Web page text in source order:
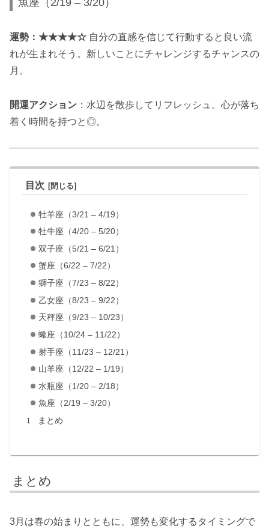
運勢：★★★★☆ 自分の直感を信じて行動すると良い流
れが生まれそう。新しいことにチャレンジするチャンスの
月。
開運アクション ：水辺を散歩してリフレッシュ。心が落ち
着く時間を持つと◎。
目次
牡羊座（3/21 – 4/19）
牡牛座（4/20 – 5/20）
双子座（5/21 – 6/21）
蟹座（6/22 – 7/22）
獅子座（7/23 – 8/22）
乙女座（8/23 – 9/22）
天秤座（9/23 – 10/23）
蠍座（10/24 – 11/22）
射手座（11/23 – 12/21）
山羊座（12/22 – 1/19）
水瓶座（1/20 – 2/18）
魚座（2/19 – 3/20）
まとめ
まとめ
3月は春の始まりとともに、運勢も変化するタイミングで